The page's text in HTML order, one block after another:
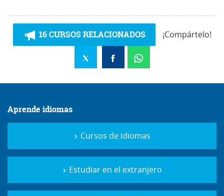
16 CURSOS RELACIONADOS ¡Compártelo!
Aprende idiomas
Cursos de idiomas
Estudiar en el extranjero